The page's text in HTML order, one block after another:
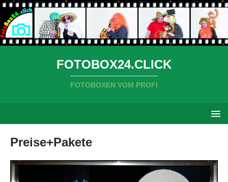
FOTOBOX24.CLICK
FOTOBOXEN VOM PROFI
Preise+Pakete